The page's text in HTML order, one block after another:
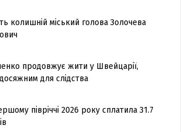
колишній міський голова Золочева
продовжує жити у Швейцарії,
для слідства
півріччі 2026 року сплатила 31.7